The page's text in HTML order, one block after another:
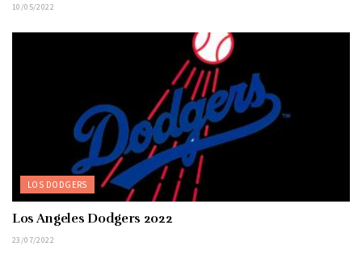
10/05/2022
LOS DODGERS
Los Angeles Dodgers 2022
23/07/2022